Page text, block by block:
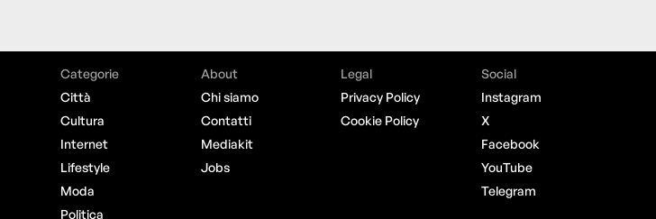
Categorie
Città
Cultura
Internet
Lifestyle
Moda
Politica
About
Chi siamo
Contatti
Mediakit
Jobs
Legal
Privacy Policy
Cookie Policy
Social
Instagram
X
Facebook
YouTube
Telegram